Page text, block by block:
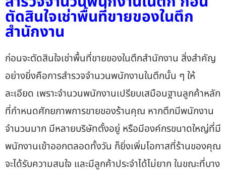
ตัดสินใจเช่าพื้นที่ขายของในตึก
สำนักงาน
ก่อนจะตัดสินใจเช่าพื้นที่ขายของในตึกสำนักงาน สิ่งสำคัญ
อย่างยิ่งคือการสำรวจจำนวนพนักงานในตึกนั้น ๆ ให้
ละเอียด เพราะจำนวนพนักงานเปรียบเสมือนฐานลูกค้าหลัก
ที่กำหนดศักยภาพการขายของร้านคุณ หากตึกมีพนักงาน
จำนวนมาก มีหลายบริษัทตั้งอยู่ หรือมีองค์กรขนาดใหญ่ที่มี
พนักงานเข้าออกตลอดทั้งวัน ก็ยิ่งเพิ่มโอกาสที่ร้านของคุณ
จะได้รับความสนใจ และมีลูกค้าประจำได้ไม่ยาก ในขณะที่บาง